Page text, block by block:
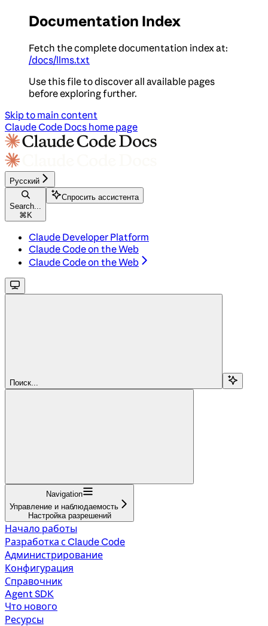
Documentation Index
Fetch the complete documentation index at:
/docs/llms.txt
Use this file to discover all available pages
before exploring further.
Skip to main content
Claude Code Docs home page
Русский
Search...
⌘ K
Спросить ассистента
Claude Developer Platform
Claude Code on the Web
Claude Code on the Web
Поиск...
Navigation
Управление и наблюдаемость
Настройка разрешений
Начало работы
Разработка с Claude Code
Администрирование
Конфигурация
Справочник
Agent SDK
Что нового
Ресурсы